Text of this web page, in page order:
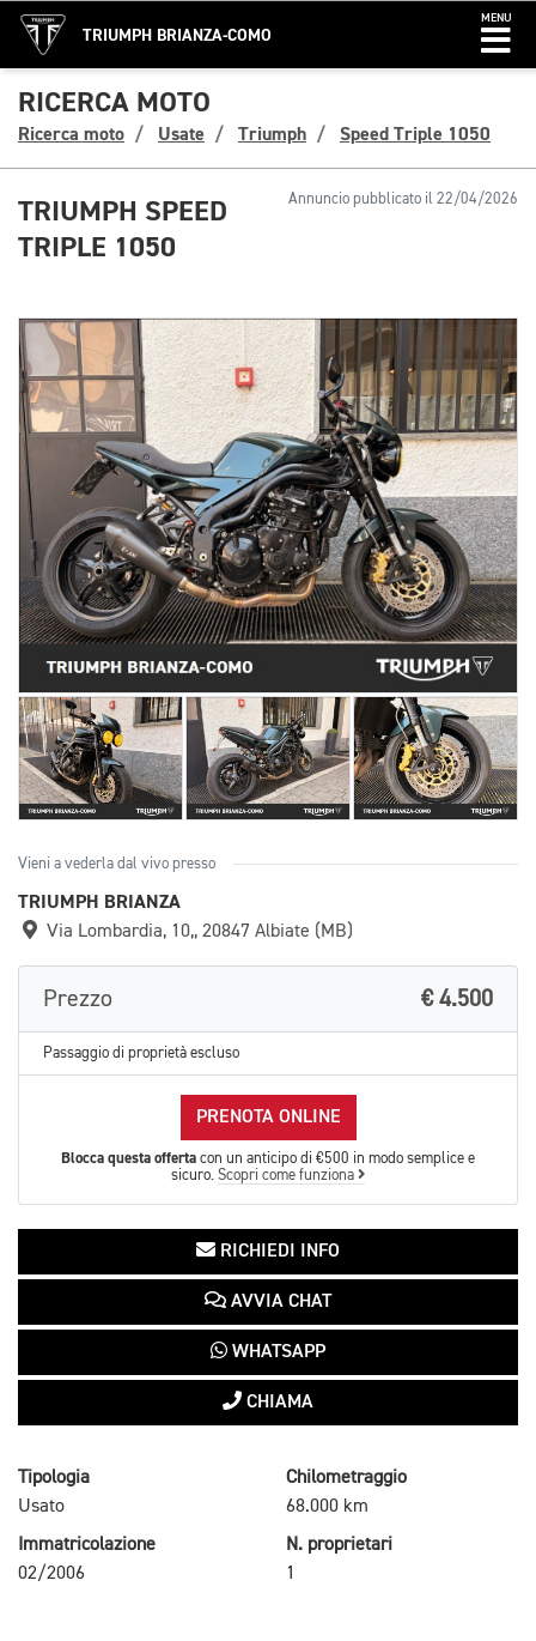
TRIUMPH BRIANZA-COMO
MENU
RICERCA MOTO
Ricerca moto Usate Triumph Speed Triple 1050
Annuncio pubblicato il 22/04/2026
TRIUMPH SPEED
TRIPLE 1050
Vieni a vederla dal vivo presso
TRIUMPH BRIANZA
Via Lombardia, 10,, 20847 Albiate (MB)
Prezzo € 4.500
Passaggio di proprietà escluso
PRENOTA ONLINE
Blocca questa offerta con un anticipo di €500 in modo semplice e
sicuro. Scopri come funziona
RICHIEDI INFO
AVVIA CHAT
WHATSAPP
CHIAMA
Tipologia
Usato
Chilometraggio
68.000 km
Immatricolazione
02/2006
N. proprietari
1